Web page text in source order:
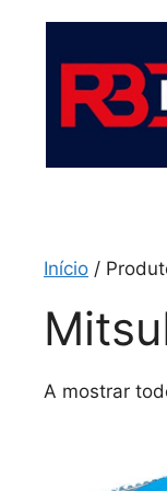
Início /
A mostrar